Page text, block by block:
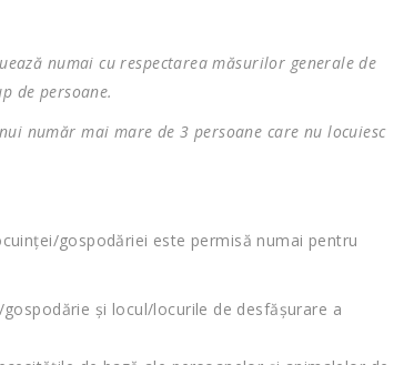
numai cu respectarea măsurilor generale de
de persoane.
număr mai mare de 3 persoane care nu locuiesc
gospodăriei este permisă numai pentru
şi locul/locurile de desfăşurare a